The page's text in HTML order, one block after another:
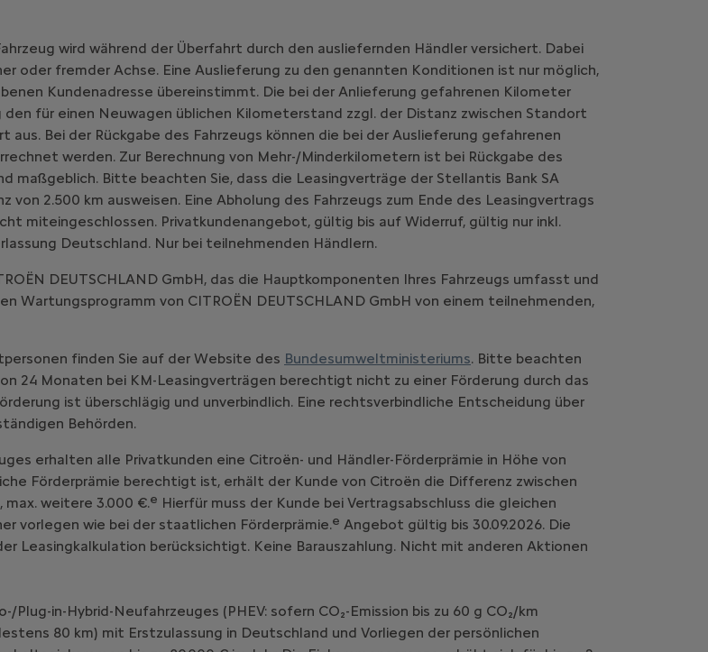
wird während der Überfahrt durch den ausliefernden Händler versichert. Dabei
oder fremder Achse. Eine Auslieferung zu den genannten Konditionen ist nur möglich,
Kundenadresse übereinstimmt. Die bei der Anlieferung gefahrenen Kilometer
für einen Neuwagen üblichen Kilometerstand zzgl. der Distanz zwischen Standort
Bei der Rückgabe des Fahrzeugs können die bei der Auslieferung gefahrenen
werden. Zur Berechnung von Mehr-/Minderkilometern ist bei Rückgabe des
maßgeblich. Bitte beachten Sie, dass die Leasingverträge der Stellantis Bank SA
2.500 km ausweisen. Eine Abholung des Fahrzeugs zum Ende des Leasingvertrags
miteingeschlossen. Privatkundenangebot, gültig bis auf Widerruf, gültig nur inkl.
Deutschland. Nur bei teilnehmenden Händlern.
DEUTSCHLAND GmbH, das die Hauptkomponenten Ihres Fahrzeugs umfasst und
Wartungsprogramm von CITROËN DEUTSCHLAND GmbH von einem teilnehmenden,
finden Sie auf der Website des Bundesumweltministeriums. Bitte beachten
24 Monaten bei KM-Leasingverträgen berechtigt nicht zu einer Förderung durch das
ist überschlägig und unverbindlich. Eine rechtsverbindliche Entscheidung über
Behörden.
erhalten alle Privatkunden eine Citroën- und Händler-Förderprämie in Höhe von
Förderprämie berechtigt ist, erhält der Kunde von Citroën die Differenz zwischen
weitere 3.000 €.e Hierfür muss der Kunde bei Vertragsabschluss die gleichen
vorlegen wie bei der staatlichen Förderprämie.e Angebot gültig bis 30.09.2026. Die
Leasingkalkulation berücksichtigt. Keine Barauszahlung. Nicht mit anderen Aktionen
in-Hybrid-Neufahrzeuges (PHEV: sofern CO₂-Emission bis zu 60 g CO₂/km
80 km) mit Erstzulassung in Deutschland und Vorliegen der persönlichen